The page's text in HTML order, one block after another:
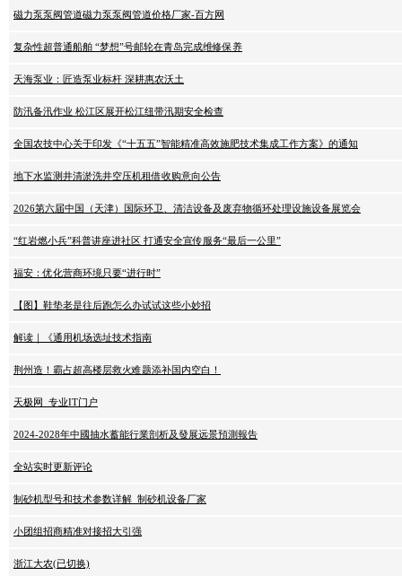
磁力泵泵阀管道磁力泵泵阀管道价格厂家-百方网
复杂性超普通船舶 “梦想”号邮轮在青岛完成维修保养
天海泵业：匠造泵业标杆 深耕惠农沃土
防汛备汛作业 松江区展开松江纽带汛期安全检查
全国农技中心关于印发《“十五五”智能精准高效施肥技术集成工作方案》的通知
地下水监测井清淤洗井空压机租借收购意向公告
2026第六届中国（天津）国际环卫、清洁设备及废弃物循环处理设施设备展览会
“红岩燃小兵”科普讲座进社区 打通安全宣传服务“最后一公里”
福安：优化营商环境只要“进行时”
【图】鞋垫老是往后跑怎么办试试这些小妙招
解读｜《通用机场选址技术指南
荆州造！霸占超高楼层救火难题添补国内空白！
天极网_专业IT门户
2024-2028年中國抽水蓄能行業剖析及發展远景預測報告
全站实时更新评论
制砂机型号和技术参数详解_制砂机设备厂家
小团组招商精准对接招大引强
浙江大农(已切换)